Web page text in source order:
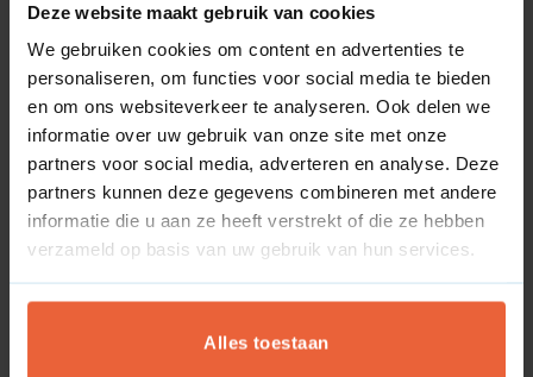
Deze website maakt gebruik van cookies
We gebruiken cookies om content en advertenties te
personaliseren, om functies voor social media te bieden
en om ons websiteverkeer te analyseren. Ook delen we
informatie over uw gebruik van onze site met onze
partners voor social media, adverteren en analyse. Deze
partners kunnen deze gegevens combineren met andere
informatie die u aan ze heeft verstrekt of die ze hebben
verzameld op basis van uw gebruik van hun services.
Alles toestaan
bescherming van de koper opgesteld. In Nederland is dit
verankerd in de wetgeving omtrent ‘verkoop buiten de
verkoopruimte’ (voorheen de Colportagewet). Dit geeft de
consument dwingend recht op een wettelijke bedenktijd
(herroepingsrecht) van doorgaans 14 dagen, waarbinnen
de overeenkomst zonder opgaaf van redenen kosteloos
mag worden ontbonden.